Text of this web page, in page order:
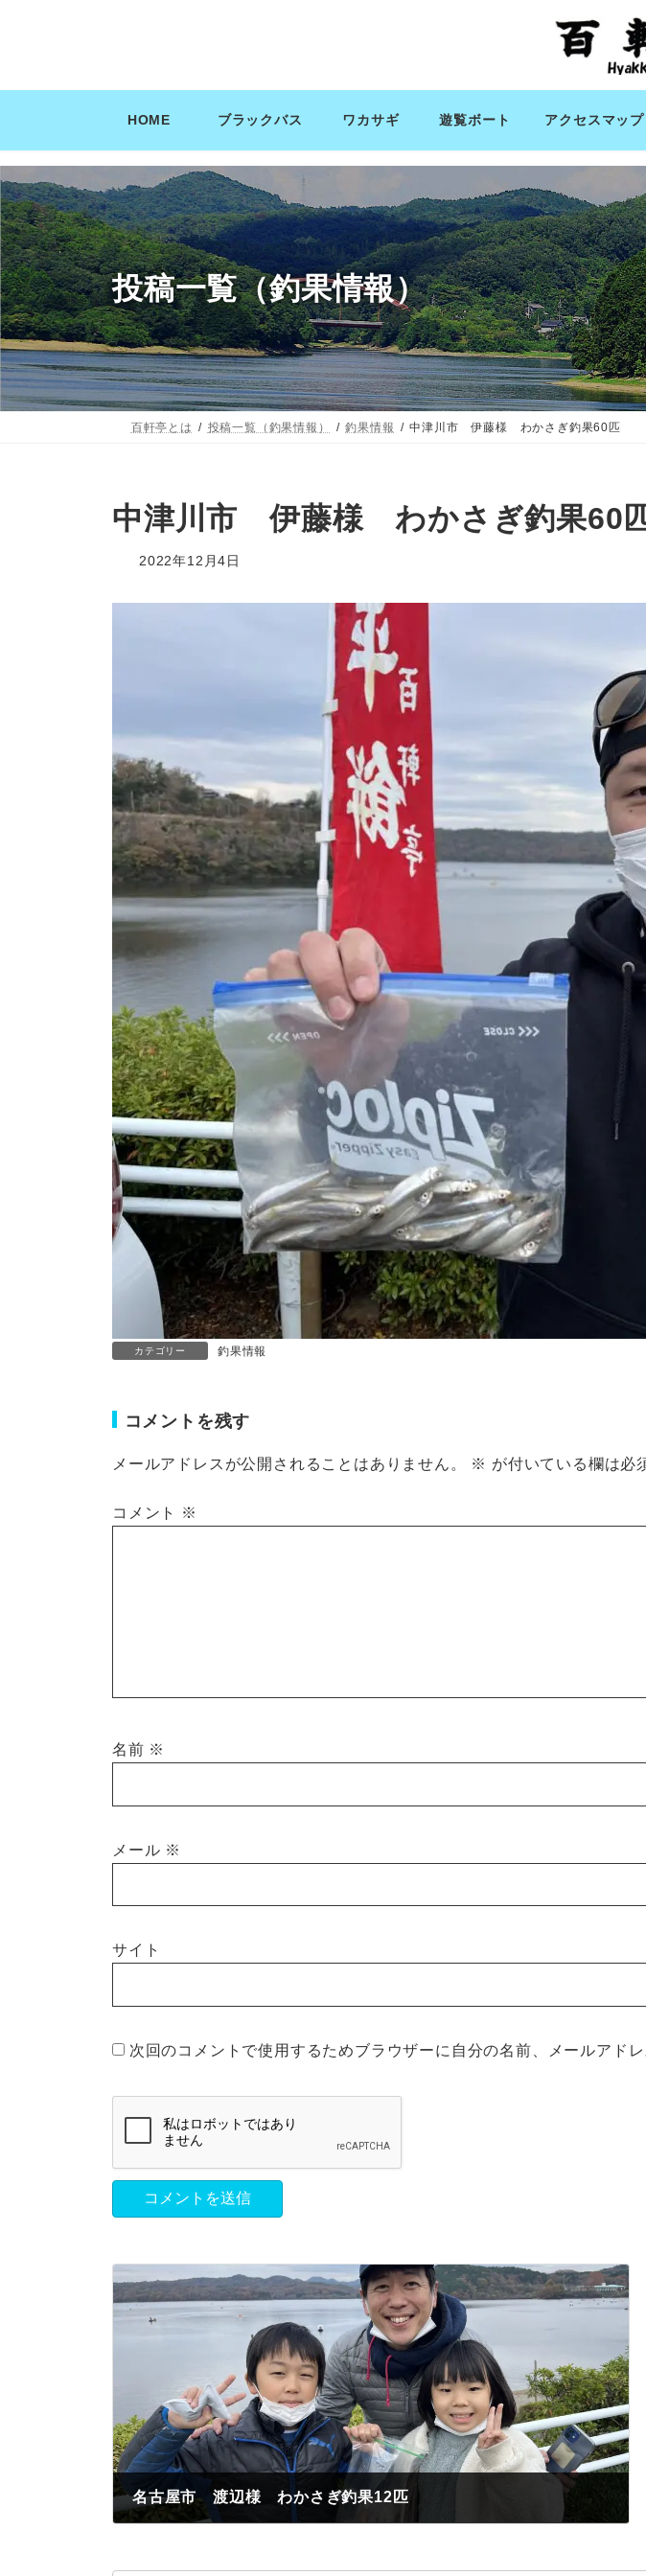
ン
ス
キ
ッ
プ
ー
ン
に
移
動
HOME ブラックバス ワカサギ 遊覧ボート アクセスマップ
投稿一覧（釣果情報）
百軒亭とは 投稿一覧（釣果情報） 釣果情報 中津川市 伊藤様 わかさぎ釣果60匹
中津川市 伊藤様 わかさぎ釣果60
2022年12月4日
カテゴリー 釣果情報
コメントを残す
メールアドレスが公開されることはありません。 ※ が付いている欄は必
コメント ※
名前 ※
メール ※
サイト
次回のコメントで使用するためブラウザーに自分の名前、メールアドレ
名古屋市 渡辺様 わかさぎ釣果12匹